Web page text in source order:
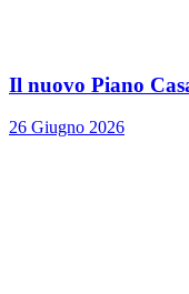
Il nuovo Piano
26 Giugno 2026